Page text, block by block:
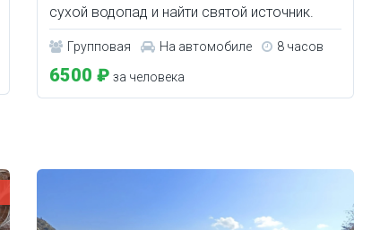
сухой водопад и найти святой источник.
Групповая На автомобиле 8 часов
6500 ₽ за человека